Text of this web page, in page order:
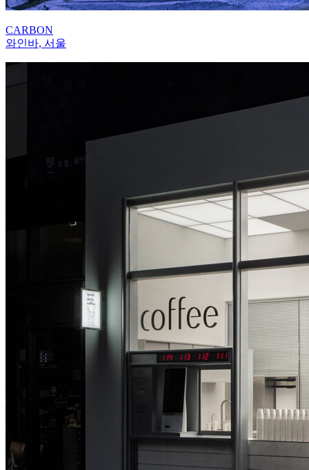
CARBON
와인바, 서울